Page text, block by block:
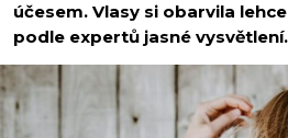
účesem. Vlasy si obarvila
podle expertů jasné vysvětlení.